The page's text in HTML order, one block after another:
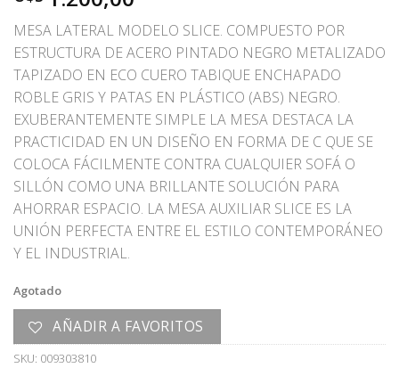
MESA LATERAL MODELO SLICE. COMPUESTO POR
ESTRUCTURA DE ACERO PINTADO NEGRO METALIZADO
TAPIZADO EN ECO CUERO TABIQUE ENCHAPADO
ROBLE GRIS Y PATAS EN PLÁSTICO (ABS) NEGRO.
EXUBERANTEMENTE SIMPLE LA MESA DESTACA LA
PRACTICIDAD EN UN DISEÑO EN FORMA DE C QUE SE
COLOCA FÁCILMENTE CONTRA CUALQUIER SOFÁ O
SILLÓN COMO UNA BRILLANTE SOLUCIÓN PARA
AHORRAR ESPACIO. LA MESA AUXILIAR SLICE ES LA
UNIÓN PERFECTA ENTRE EL ESTILO CONTEMPORÁNEO
Y EL INDUSTRIAL.
Agotado
AÑADIR A FAVORITOS
SKU: 009303810